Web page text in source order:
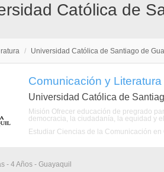
Católica de
/ Universidad Católica de Santiago de
Comunicación y
Universidad Católica de
Misión Ofrecer educación de pregrado
democracia, la ciudadanía, la equidad y
Estudiar Ciencias de la Comunicación en
- 4 Años - Guayaquil